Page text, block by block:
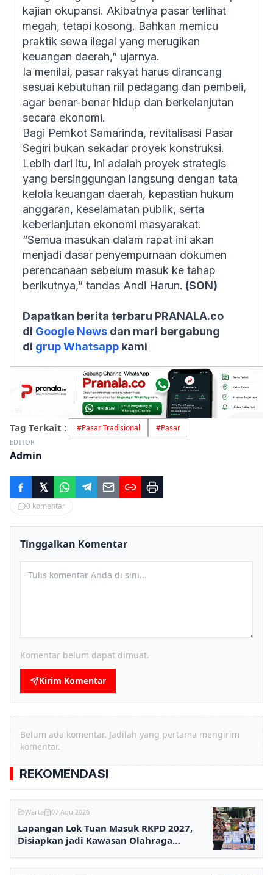
kajian okupansi. Akibatnya pasar terlihat
megah, tetapi kosong. Bahkan memicu
praktik sewa ilegal yang merugikan
keuangan daerah,” ujarnya.
Ia menilai, pasar rakyat harus dirancang
sesuai kebutuhan riil pedagang dan pembeli,
agar benar-benar hidup dan berkelanjutan
secara ekonomi.
Bagi Pemkot Samarinda, revitalisasi Pasar
Segiri bukan sekadar proyek konstruksi.
Lebih dari itu, ini adalah proyek strategis
yang bersinggungan langsung dengan tata
kelola keuangan daerah, kepastian hukum
anggaran, keselamatan publik, serta
keberlanjutan ekonomi masyarakat.
“Semua masukan dalam rapat ini akan
menjadi dasar penyempurnaan dokumen
perencanaan sebelum masuk ke tahap
berikutnya,” tandas Andi Harun. (SON)
Dapatkan berita terbaru PRANALA.co
di Google News dan mari bergabung
di grup Whatsapp kami
Tag Terkait : #Pasar Tradisional #Pasar
EDITOR
Admin
0 komentar
Tinggalkan Komentar
Komentar belum dapat dimuat.
Kirim Komentar
Belum ada komentar. Jadilah yang pertama mengirim
komentar.
REKOMENDASI
Warta 07 Agu 2026
Lapangan Lok Tuan Masuk RKPD 2027,
Disiapkan jadi Kawasan Olahraga